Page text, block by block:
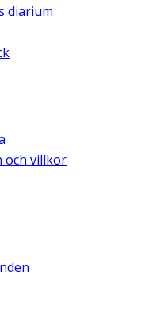
diarium
och villkor